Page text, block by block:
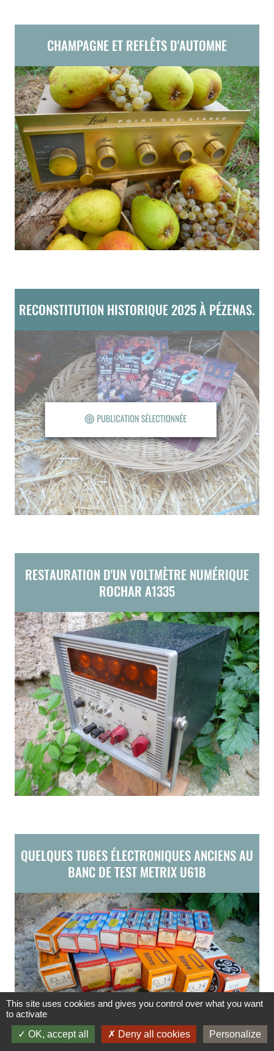
CHAMPAGNE ET REFLÊTS D'AUTOMNE
RECONSTITUTION HISTORIQUE 2025 À PÉZENAS.
RESTAURATION D'UN VOLTMÈTRE NUMÉRIQUE
ROCHAR A1335
QUELQUES TUBES ÉLECTRONIQUES ANCIENS AU
BANC DE TEST METRIX U61B
This site uses cookies and gives you control over what you want
to activate
OK, accept all
Deny all cookies Personalize